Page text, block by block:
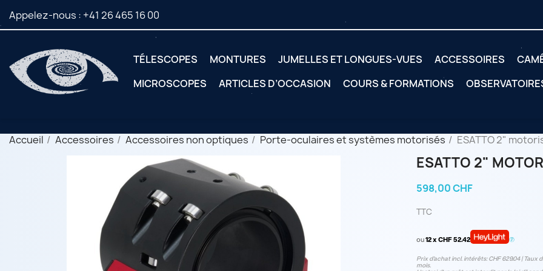
Appelez-nous : +41 26 465 16 00
TÉLESCOPES MONTURES JUMELLES ET LONGUES-VUES ACCESSOIRES
MICROSCOPES
ARTICLES D’OCCASION COURS & FORMATIONS
Accueil Accessoires Accessoires non optiques Porte-oculaires et systèmes motorisés ESATTO 2"
ESATTO 2"
598,00 CHF
TTC
ou12 x CHF 52.42
Prix d’achat incl. intérêts: CHF 629.04 | Taux
mois.